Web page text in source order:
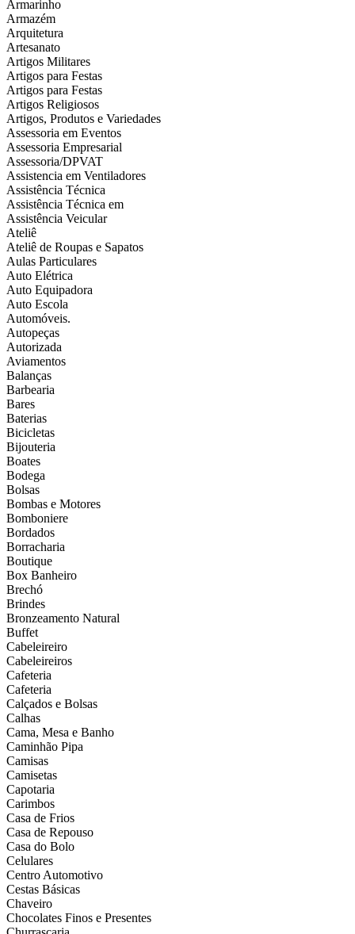
Armarinho
Armazém
Arquitetura
Artesanato
Artigos Militares
Artigos para Festas
Artigos para Festas
Artigos Religiosos
Artigos, Produtos e Variedades
Assessoria em Eventos
Assessoria Empresarial
Assessoria/DPVAT
Assistencia em Ventiladores
Assistência Técnica
Assistência Técnica em
Assistência Veicular
Ateliê
Ateliê de Roupas e Sapatos
Aulas Particulares
Auto Elétrica
Auto Equipadora
Auto Escola
Automóveis.
Autopeças
Autorizada
Aviamentos
Balanças
Barbearia
Bares
Baterias
Bicicletas
Bijouteria
Boates
Bodega
Bolsas
Bombas e Motores
Bomboniere
Bordados
Borracharia
Boutique
Box Banheiro
Brechó
Brindes
Bronzeamento Natural
Buffet
Cabeleireiro
Cabeleireiros
Cafeteria
Cafeteria
Calçados e Bolsas
Calhas
Cama, Mesa e Banho
Caminhão Pipa
Camisas
Camisetas
Capotaria
Carimbos
Casa de Frios
Casa de Repouso
Casa do Bolo
Celulares
Centro Automotivo
Cestas Básicas
Chaveiro
Chocolates Finos e Presentes